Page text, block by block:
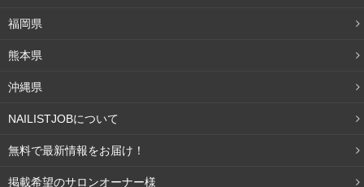
た日に１日中外にいると、とても疲れてしまうことがあり
ませんか？
紫外線を浴びると日焼けをしますが、これは体がダメージ
を受けている状態になります。ダメージから守るために体
福岡県
熊本県
沖縄県
NAILISTJOBについて
無料で最新情報をお届け！
掲載希望のサロンオーナー様